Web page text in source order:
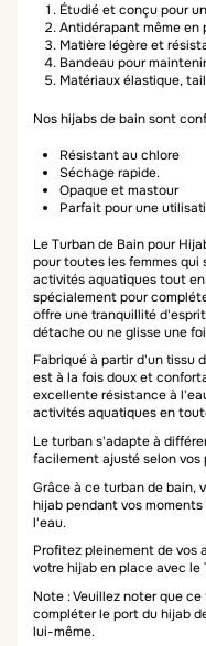
Étudié et conçu pour
Antidérapant même en
Matière légère et
Bandeau pour
Matériaux élastique,
Nos hijabs de bain sont
Résistant au chlore
Séchage rapide.
Opaque et mastour
Parfait pour une
Le Turban de Bain pour
pour toutes les femmes
activités aquatiques tout
spécialement pour
offre une tranquillité
détache ou ne glisse une
Fabriqué à partir d'un tissu
est à la fois doux et
excellente résistance à
activités aquatiques en
Le turban s'adapte à
facilement ajusté selon vos
Grâce à ce turban de bain,
hijab pendant vos
l'eau.
Profitez pleinement de vos
votre hijab en place avec le
Note : Veuillez noter que
compléter le port du hijab
lui-même.